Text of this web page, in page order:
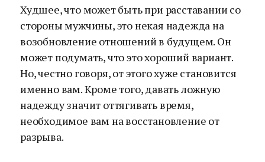
Худшее, что может быть при расставании со
стороны мужчины, это некая надежда на
возобновление отношений в будущем. Он
может подумать, что это хороший вариант.
Но, честно говоря, от этого хуже становится
именно вам. Кроме того, давать ложную
надежду значит оттягивать время,
необходимое вам на восстановление от
разрыва.